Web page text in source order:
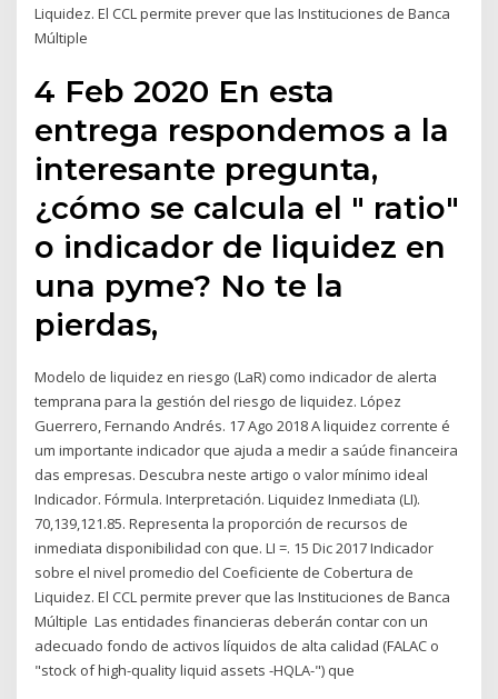
Liquidez. El CCL permite prever que las Instituciones de Banca
Múltiple
4 Feb 2020 En esta
entrega respondemos a la
interesante pregunta,
¿cómo se calcula el " ratio"
o indicador de liquidez en
una pyme? No te la
pierdas,
Modelo de liquidez en riesgo (LaR) como indicador de alerta
temprana para la gestión del riesgo de liquidez. López
Guerrero, Fernando Andrés. 17 Ago 2018 A liquidez corrente é
um importante indicador que ajuda a medir a saúde financeira
das empresas. Descubra neste artigo o valor mínimo ideal
Indicador. Fórmula. Interpretación. Liquidez Inmediata (LI).
70,139,121.85. Representa la proporción de recursos de
inmediata disponibilidad con que. LI =. 15 Dic 2017 Indicador
sobre el nivel promedio del Coeficiente de Cobertura de
Liquidez. El CCL permite prever que las Instituciones de Banca
Múltiple Las entidades financieras deberán contar con un
adecuado fondo de activos líquidos de alta calidad (FALAC o
"stock of high-quality liquid assets -HQLA-") que